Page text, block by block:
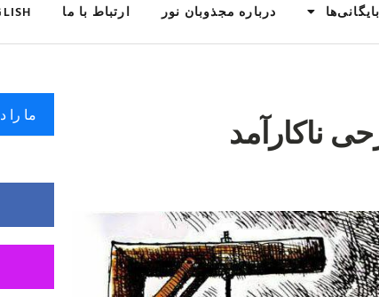
بایگانی‌ها درباره مجذوبان نور ارتباط با ما
ناکارآمد ما را